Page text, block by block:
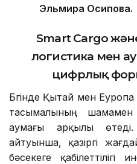
Эльмира Осипова.
Smart Cargo
логистика мен
цифрлық
Бүгінде Қытай мен
тасымалының
аумағы арқылы
айтуынша, қазіргі
бәсекеге